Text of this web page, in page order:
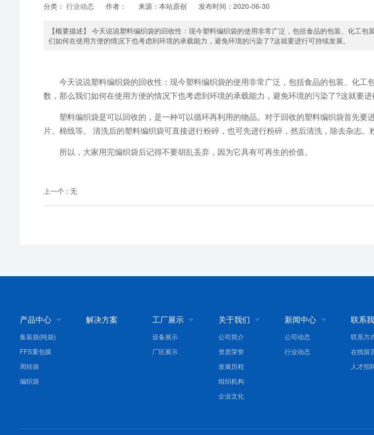
分类： 行业动态 作者： 来源：本站原创 发布时间：2020-06-30
【概要描述】
今天说说塑料编织袋的回收性：现今塑料编织袋的使用非常广泛，包括食品的包装、化工
们如何在使用方便的情况下也考虑到环境的承载能力，避免环境的污染了?这就要进行可持续发展。
今天说说塑料编织袋的回收性：现今塑料编织袋的使用非常广泛，包括食品的包装、化工
数，那么我们如何在使用方便的情况下也考虑到环境的承载能力，避免环境的污染了?这就要进
塑料编织袋是可以回收的，是一种可以循环再利用的物品。对于回收的塑料编织袋首先要
片、棉线等。 清洗后的塑料编织袋可直接进行粉碎，也可先进行粉碎，然后清洗，除去杂志。
所以，大家用完编织袋后记得不要胡乱丢弃，因为它具有可再生的价值。
上一个 : 无
产品中心 
集装袋(吨袋)
FFS重包膜
周转袋
编织袋
解决方案 工厂展示 
设备展示
厂区展示
关于我们 
公司简介
资质荣誉
发展历程
组织机构
企业文化
新闻中心 
公司动态
行业动态
联系
联系方
在线留
人才招